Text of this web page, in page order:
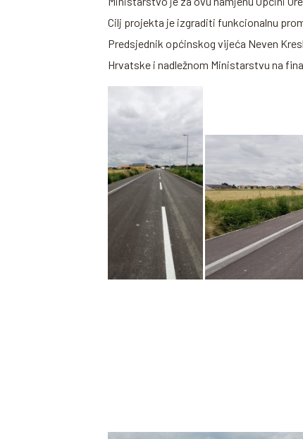
Cilj projekta je izgraditi funkcionalnu
Predsjednik općinskog vijeća Neven
Hrvatske i nadležnom Ministarstvu na